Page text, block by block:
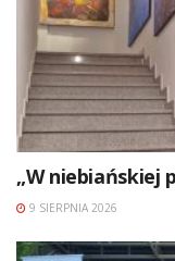
„W niebiańskiej
9 SIERPNIA 2026